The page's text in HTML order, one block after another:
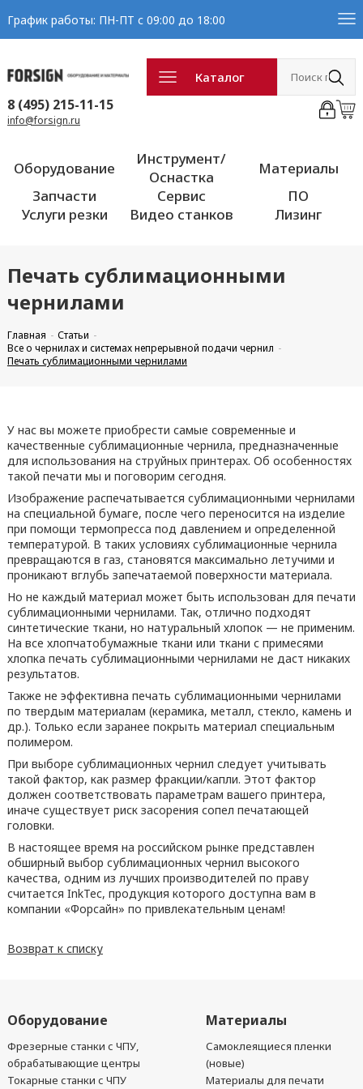
График работы: ПН-ПТ с 09:00 до 18:00
Каталог
8 (495) 215-11-15
info@forsign.ru
Оборудование
Инструмент/
Оснастка
Материалы
Запчасти
Сервис
ПО
Услуги резки
Видео станков Лизинг
Печать сублимационными
чернилами
Главная
Статьи
Все о чернилах и системах непрерывной подачи чернил
Печать сублимационными чернилами
У нас вы можете приобрести самые современные и
качественные сублимационные чернила, предназначенные
для использования на струйных принтерах. Об особенностях
такой печати мы и поговорим сегодня.
Изображение распечатывается сублимационными чернилами
на специальной бумаге, после чего переносится на изделие
при помощи термопресса под давлением и определенной
температурой. В таких условиях сублимационные чернила
превращаются в газ, становятся максимально летучими и
проникают вглубь запечатаемой поверхности материала.
Но не каждый материал может быть использован для печати
сублимационными чернилами. Так, отлично подходят
синтетические ткани, но натуральный хлопок — не применим.
На все хлопчатобумажные ткани или ткани с примесями
хлопка печать сублимационными чернилами не даст никаких
результатов.
Также не эффективна печать сублимационными чернилами
по твердым материалам (керамика, металл, стекло, камень и
др.). Только если заранее покрыть материал специальным
полимером.
При выборе сублимационных чернил следует учитывать
такой фактор, как размер фракции/капли. Этот фактор
должен соответствовать параметрам вашего принтера,
иначе существует риск засорения сопел печатающей
головки.
В настоящее время на российском рынке представлен
обширный выбор сублимационных чернил высокого
качества, одним из лучших производителей по праву
считается InkTec, продукция которого доступна вам в
компании «Форсайн» по привлекательным ценам!
Возврат к списку
Оборудование
Фрезерные станки с ЧПУ,
обрабатывающие центры
Токарные станки с ЧПУ
Материалы
Самоклеящиеся пленки
(новые)
Материалы для печати